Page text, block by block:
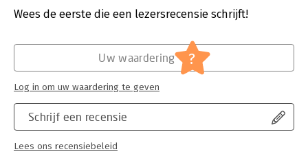
gebrek aan onderwijs voor meisjes, huiselijk geweld, maar ook
vrouwenbesnijdenis, waarvan zij zelf slachtoffer was in haar
gepassioneerde oproep tot een hernieuwd feminisme die
niemand onbewogen zal laten: 'We moeten het anders doen.
We moeten onze schoenen, met of zonder hakken, in de hand
nemen en er hard en luid mee slaan op de tafels in
gemeenteraden, parlementen en universiteiten.'
Bestandsformaat:
epub
1
Verschijningsdatum:
Hoofdrubriek: Mens en maatschappij
Wees de eerste die een lezersrecensie schrijft!
Schrijf een recensie
Lees ons recensiebeleid
Uw waardering ?
Log in om uw waardering te geven